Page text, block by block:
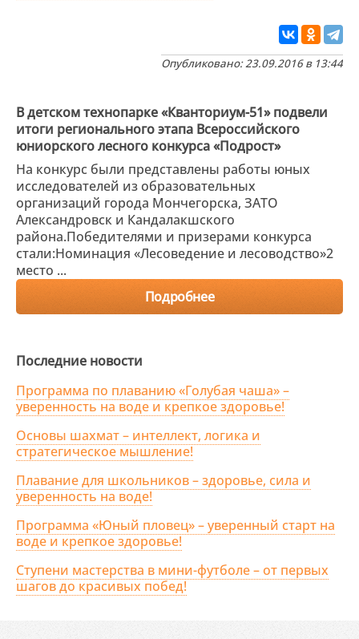
Опубликовано: 23.09.2016 в 13:44
В детском технопарке «Кванториум-51» подвели
итоги регионального этапа Всероссийского
юниорского лесного конкурса «Подрост»
На конкурс были представлены работы юных
исследователей из образовательных
организаций города Мончегорска, ЗАТО
Александровск и Кандалакшского
района.Победителями и призерами конкурса
стали:Номинация «Лесоведение и лесоводство»2
место ...
Подробнее
Последние новости
Программа по плаванию «Голубая чаша» –
уверенность на воде и крепкое здоровье!
Основы шахмат – интеллект, логика и
стратегическое мышление!
Плавание для школьников – здоровье, сила и
уверенность на воде!
Программа «Юный пловец» – уверенный старт на
воде и крепкое здоровье!
Ступени мастерства в мини-футболе – от первых
шагов до красивых побед!